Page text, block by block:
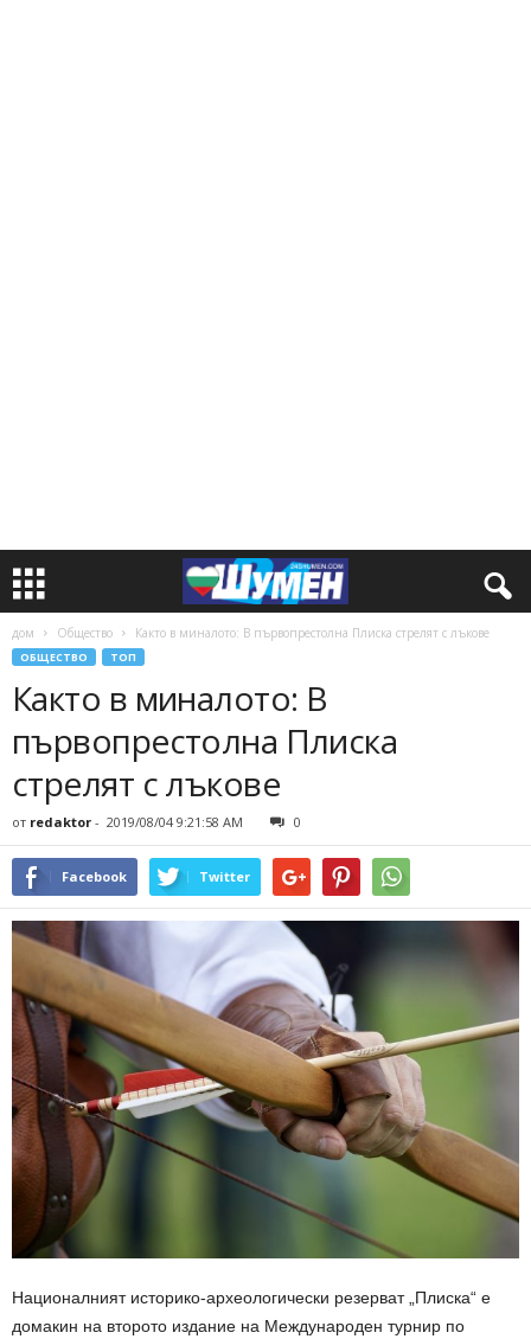
дом Общество Както в миналото: В първопрестолна Плиска стрелят с лъкове
ОБЩЕСТВО ТОП
Както в миналото: В
първопрестолна Плиска
стрелят с лъкове
от redaktor - 2019/08/04 9:21:58 AM 0
Facebook Twitter
Националният историко-археологически резерват „Плиска“ е
домакин на второто издание на Международен турнир по